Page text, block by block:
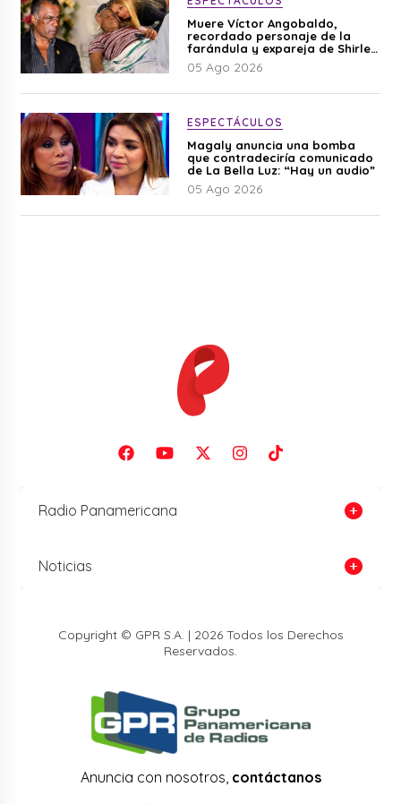
Muere Víctor Angobaldo,
recordado personaje de la
farándula y expareja de Shirley
Cherres
05 Ago 2026
ESPECTÁCULOS
Magaly anuncia una bomba
que contradeciría comunicado
de La Bella Luz: “Hay un audio”
05 Ago 2026
Radio Panamericana
Noticias
Copyright © GPR S.A. | 2026 Todos los Derechos
Reservados.
Anuncia con nosotros, contáctanos